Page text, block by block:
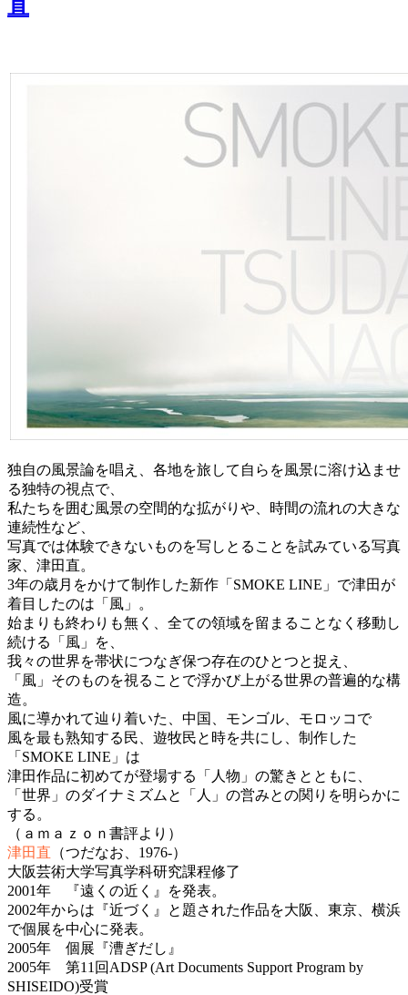
直
独自の風景論を唱え、各地を旅して自らを風景に溶け込ませ
る独特の視点で、
私たちを囲む風景の空間的な拡がりや、時間の流れの大きな
連続性など、
写真では体験できないものを写しとることを試みている写真
家、津田直。
3年の歳月をかけて制作した新作「SMOKE LINE」で津田が
着目したのは「風」。
始まりも終わりも無く、全ての領域を留まることなく移動し
続ける「風」を、
我々の世界を帯状につなぎ保つ存在のひとつと捉え、
「風」そのものを視ることで浮かび上がる世界の普遍的な構
造。
風に導かれて辿り着いた、中国、モンゴル、モロッコで
風を最も熟知する民、遊牧民と時を共にし、制作した
「SMOKE LINE」は
津田作品に初めてが登場する「人物」の驚きとともに、
「世界」のダイナミズムと「人」の営みとの関りを明らかに
する。
（ａｍａｚｏｎ書評より）
津田直 （つだなお、1976-）
大阪芸術大学写真学科研究課程修了
2001年 『遠くの近く』を発表。
2002年からは『近づく』と題された作品を大阪、東京、横浜
で個展を中心に発表。
2005年 個展『漕ぎだし』
2005年 第11回ADSP (Art Documents Support Program by
SHISEIDO)受賞